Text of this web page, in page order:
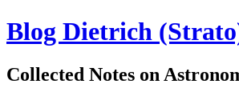
Blog Dietrich
Collected Notes on